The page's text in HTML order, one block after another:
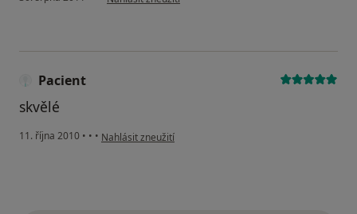
Pacient
skvělé
11. října 2010 • • • podle názoru uživatele Pacient
Nahlásit zneužití